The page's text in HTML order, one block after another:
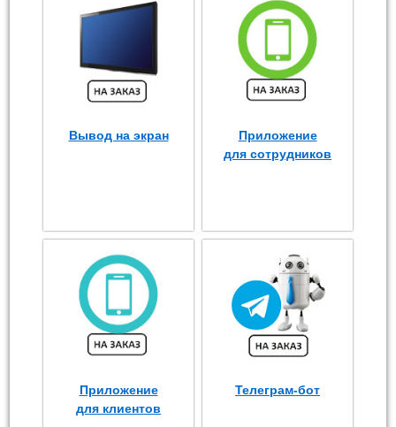
Вывод на экран
Приложение
для сотрудников
Приложение
для клиентов
Телеграм-бот